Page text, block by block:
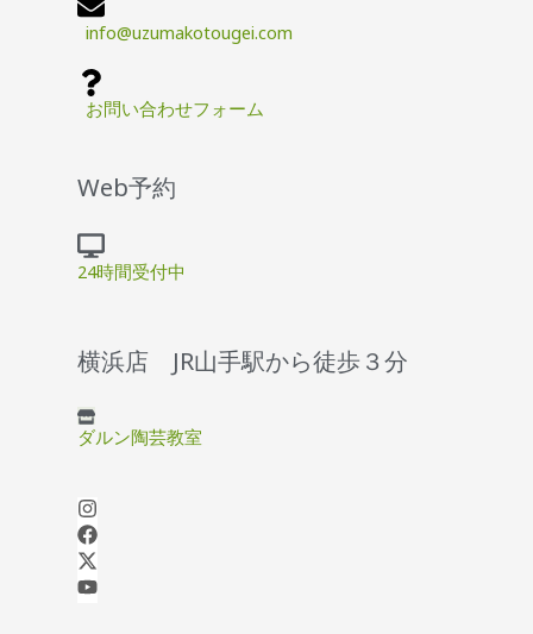
info@uzumakotougei.com
お問い合わせフォーム
Web予約
24時間受付中
横浜店 JR山手駅から徒歩３分
ダルン陶芸教室